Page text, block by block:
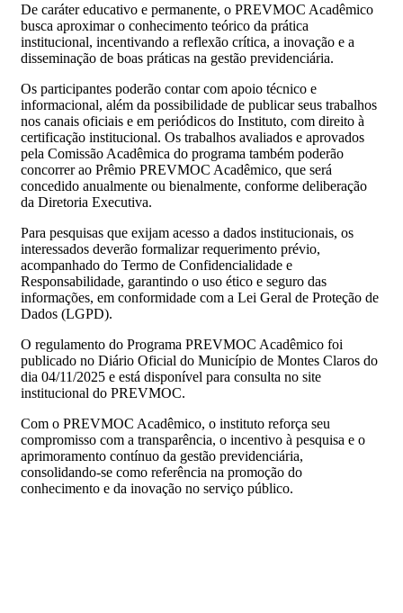
De caráter educativo e permanente, o PREVMOC Acadêmico
busca aproximar o conhecimento teórico da prática
institucional, incentivando a reflexão crítica, a inovação e a
disseminação de boas práticas na gestão previdenciária.
Os participantes poderão contar com apoio técnico e
informacional, além da possibilidade de publicar seus trabalhos
nos canais oficiais e em periódicos do Instituto, com direito à
certificação institucional. Os trabalhos avaliados e aprovados
pela Comissão Acadêmica do programa também poderão
concorrer ao Prêmio PREVMOC Acadêmico, que será
concedido anualmente ou bienalmente, conforme deliberação
da Diretoria Executiva.
Para pesquisas que exijam acesso a dados institucionais, os
interessados deverão formalizar requerimento prévio,
acompanhado do Termo de Confidencialidade e
Responsabilidade, garantindo o uso ético e seguro das
informações, em conformidade com a Lei Geral de Proteção de
Dados (LGPD).
O regulamento do Programa PREVMOC Acadêmico foi
publicado no Diário Oficial do Município de Montes Claros do
dia 04/11/2025 e está disponível para consulta no site
institucional do PREVMOC.
Com o PREVMOC Acadêmico, o instituto reforça seu
compromisso com a transparência, o incentivo à pesquisa e o
aprimoramento contínuo da gestão previdenciária,
consolidando-se como referência na promoção do
conhecimento e da inovação no serviço público.